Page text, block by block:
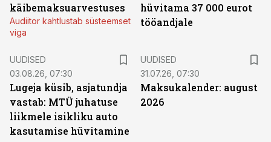
käibemaksuarvestuses
Audiitor kahtlustab süsteemset
viga
hüvitama 37 000 eurot
tööandjale
UUDISED
03.08.26, 07:30
Lugeja küsib, asjatundja
vastab: MTÜ juhatuse
liikmele isikliku auto
kasutamise hüvitamine
UUDISED
31.07.26, 07:30
Maksukalender: august
2026